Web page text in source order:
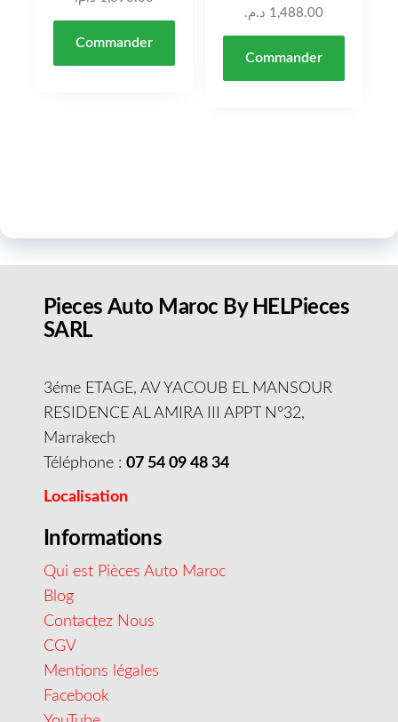
Commander
1,488.00 د.م.
Commander
Pieces Auto Maroc By HELPieces
SARL
3éme ETAGE, AV YACOUB EL MANSOUR
RESIDENCE AL AMIRA III APPT N°32,
Marrakech
Téléphone : 07 54 09 48 34
Localisation
Informations
Qui est Pièces Auto Maroc
Blog
Contactez Nous
CGV
Mentions légales
Facebook